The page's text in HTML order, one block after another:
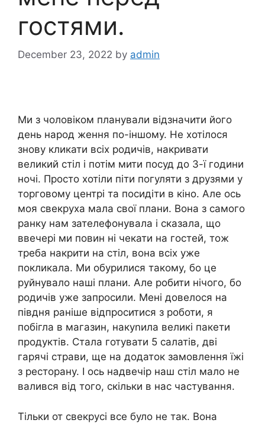
гостями.
December 23, 2022 by admin
Ми з чоловіком планували відзначити його
день народ ження по-іншому. Не хотілося
знову кликати всіх родичів, накривати
великий стіл і потім мити посуд до 3-ї години
ночі. Просто хотіли піти погуляти з друзями у
торговому центрі та посидіти в кіно. Але ось
моя свекруха мала свої плани. Вона з самого
ранку нам зателефонувала і сказала, що
ввечері ми повин ні чекати на гостей, тож
треба накрити на стіл, вона всіх уже
покликала. Ми обурилися такому, бо це
руйнувало наші плани. Але робити нічого, бо
родичів уже запросили. Мені довелося на
півдня раніше відпроситися з роботи, я
побігла в магазин, накуnила великі пакети
продуктів. Стала готувати 5 салатів, дві
гарячі страви, ще на додаток замовлення їжі
з ресторану. І ось надвечір наш стіл мало не
валився від того, скільки в нас частування.
Тільки от свекрусі все було не так. Вона